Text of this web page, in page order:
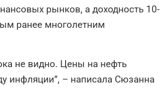
рынков, а доходность 10-
ранее многолетним
не видно. Цены на нефть
инфляции”, – написала Сюзанна